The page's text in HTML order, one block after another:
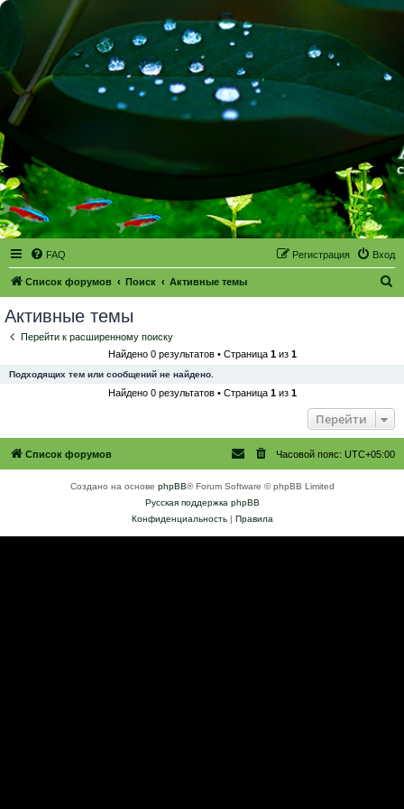
FAQ Вход
Регистрация
Список форумов Поиск Активные темы
Активные темы
Перейти к расширенному поиску
Найдено 0 результатов • Страница 1из 1
Подходящих тем или сообщений не найдено.
Найдено 0 результатов • Страница 1из 1
Перейти
Список форумов Часовой пояс: UTC+05:00
Создано на основе phpBB® Forum Software © phpBB Limited
Русская поддержка phpBB
Конфиденциальность| Правила